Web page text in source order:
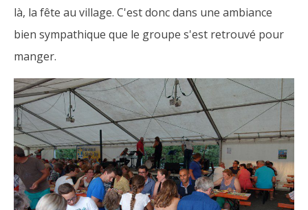
là, la fête au village. C'est donc dans une ambiance
bien sympathique que le groupe s'est retrouvé pour
manger.